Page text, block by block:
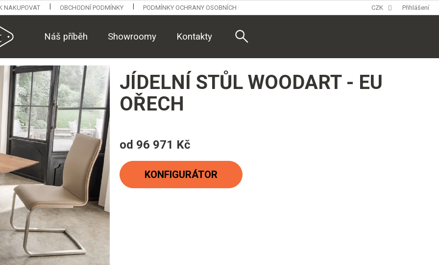
NAKUPOVAT OBCHODNÍ PODMÍNKY PODMÍNKY OCHRANY OSOBNÍCH ÚDAJŮ CZK Přihlášení
Náš příběh Showroomy Kontakty
JÍDELNÍ STŮL WOODART - EU
OŘECH
od 96 971 Kč
Měrná
cena:
KONFIGURÁTOR